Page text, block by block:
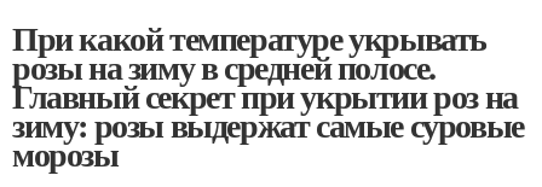
При какой температуре укрывать
розы на зиму в средней полосе.
Главный секрет при укрытии роз на
зиму: розы выдержат самые суровые
морозы